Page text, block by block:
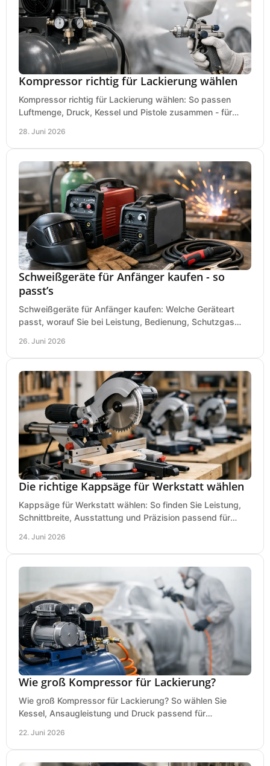
Kompressor richtig für Lackierung wählen
Kompressor richtig für Lackierung wählen: So passen
Luftmenge, Druck, Kessel und Pistole zusammen - für
28. Juni 2026
Schweißgeräte für Anfänger kaufen - so
passt’s
Schweißgeräte für Anfänger kaufen: Welche Geräteart
passt, worauf Sie bei Leistung, Bedienung, Schutzgas
26. Juni 2026
Die richtige Kappsäge für Werkstatt wählen
Kappsäge für Werkstatt wählen: So finden Sie Leistung,
Schnittbreite, Ausstattung und Präzision passend für
24. Juni 2026
Wie groß Kompressor für Lackierung?
Wie groß Kompressor für Lackierung? So wählen Sie
Kessel, Ansaugleistung und Druck passend für
22. Juni 2026